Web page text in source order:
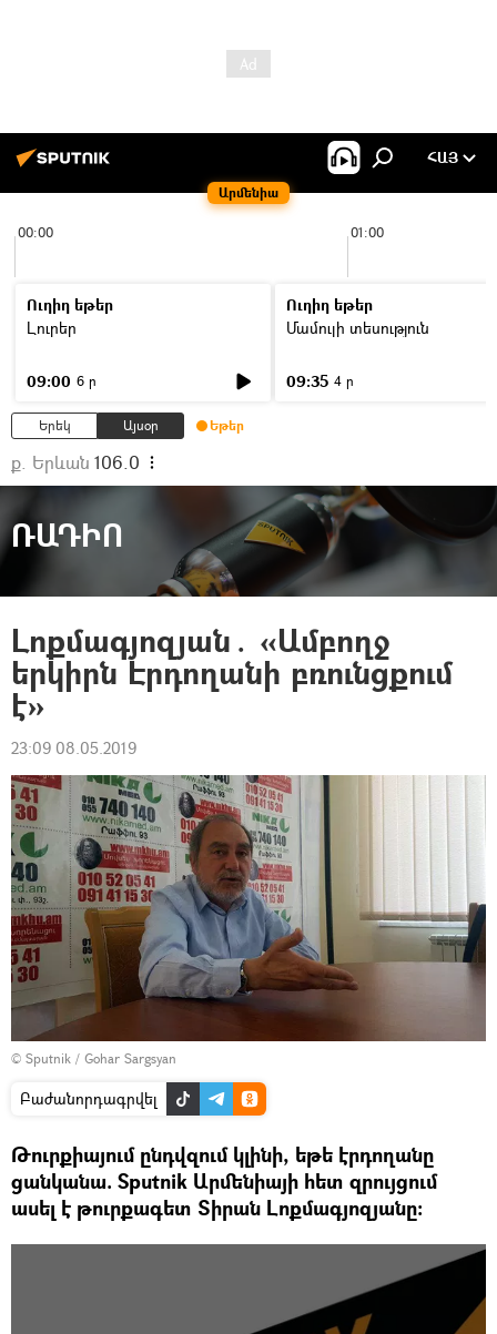
Արմենիա
ՀԱՅ
00:00 01:00
Ուղիղ եթեր
Լուրեր
09:00 6 ր
Ուղիղ եթեր
Մամուլի տեսություն
09:35 4 ր
Երեկ Այսօր Եթեր
ք. Երևան 106.0
ՌԱԴԻՈ
Լոքմագյոզյան․ «Ամբողջ
երկիրն Էրդողանի բռունցքում
է»
23:09 08.05.2019
© Sputnik / Gohar Sargsyan
Բաժանորդագրվել
Թուրքիայում ընդվզում կլինի, եթե էրդողանը
ցանկանա. Sputnik Արմենիայի հետ զրույցում
ասել է թուրքագետ Տիրան Լոքմագյոզյանը։